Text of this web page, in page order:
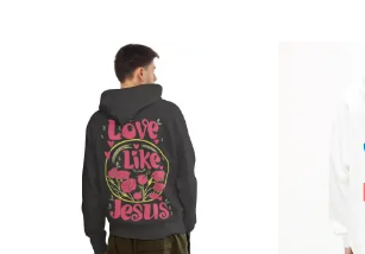
casual Multicolor